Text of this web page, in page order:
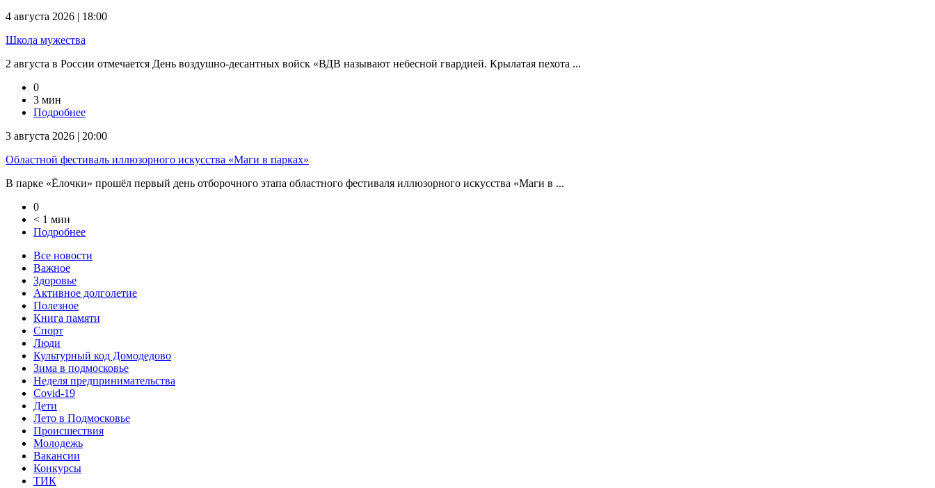
4 августа 2026 | 18:00
Школа мужества
2 августа в России отмечается День воздушно-десантных войск «ВДВ называют небесной гвардией. Крылатая пехота ...
0
3 мин
Подробнее
3 августа 2026 | 20:00
Областной фестиваль иллюзорного искусства «Маги в парках»
В парке «Ёлочки» прошёл первый день отборочного этапа областного фестиваля иллюзорного искусства «Маги в ...
0
< 1 мин
Подробнее
Все новости
Важное
Здоровье
Активное долголетие
Полезное
Книга памяти
Спорт
Люди
Культурный код Домодедово
Зима в подмосковье
Неделя предпринимательства
Covid-19
Дети
Лето в Подмосковье
Происшествия
Молодежь
Вакансии
Конкурсы
ТИК